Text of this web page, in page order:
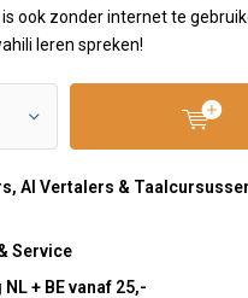
ook zonder internet te
leren spreken!
AI Vertalers &
Service
+ BE vanaf 25,-